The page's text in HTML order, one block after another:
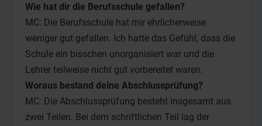
Wie hat dir die Berufsschule gefallen?
MC: Die Berufsschule hat mir ehrlicherweise
weniger gut gefallen. Ich hatte das Gefühl, dass die
Schule ein bisschen unorganisiert war und die
Lehrer teilweise nicht gut vorbereitet waren.
Woraus bestand deine Abschlussprüfung?
MC: Die Abschlussprüfung besteht insgesamt aus
zwei Teilen. Bei dem schriftlichen Teil lag der